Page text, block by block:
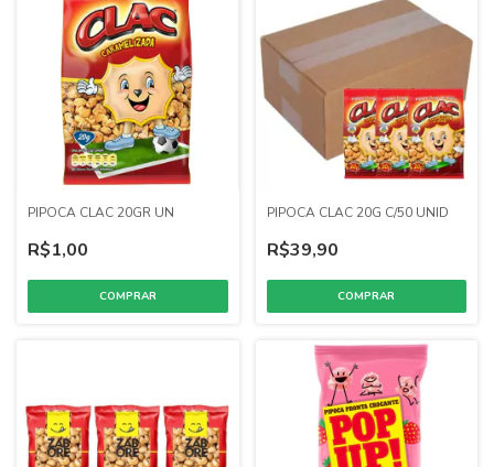
PIPOCA CLAC 20GR UN
R$1,00
PIPOCA CLAC 20G C/50 UNID
R$39,90